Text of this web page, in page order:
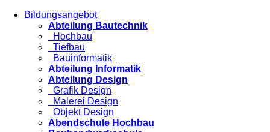
Bildungsangebot
Abteilung Bautechnik
Hochbau
Tiefbau
Bauinformatik
Abteilung Informatik
Abteilung Design
Grafik Design
Malerei Design
Objekt Design
Abendschule Hochbau